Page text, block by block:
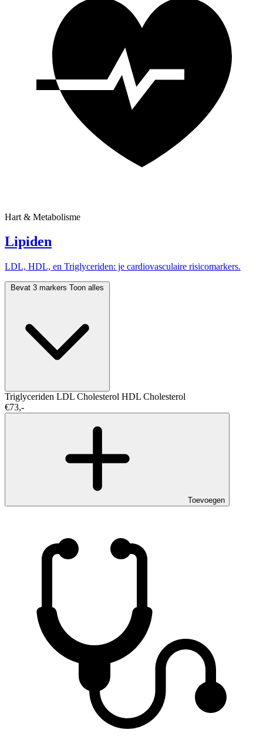
Hart & Metabolisme
Lipiden
LDL, HDL, en Triglyceriden: je cardiovasculaire risicomarkers.
Bevat 3 markers Toon alles
Triglyceriden LDL Cholesterol HDL Cholesterol
€73,-
Toevoegen